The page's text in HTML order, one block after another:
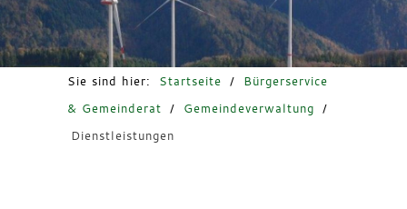
Freizeit & Tourismus
Sie sind hier: Startseite /
Bürgerservice
& Gemeinderat
/ Gemeindeverwaltung
/
Dienstleistungen